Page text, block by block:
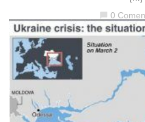
chat_bubble 0